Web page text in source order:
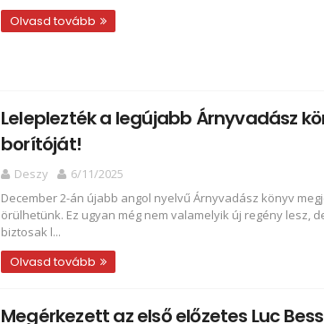
Olvasd tovább
Leleplezték a legújabb Árnyvadász
borítóját!
Deszy
6/11/2025
December 2-án újabb angol nyelvű Árnyvadász könyv
örülhetünk. Ez ugyan még nem valamelyik új regény lesz,
biztosak l...
Olvasd tovább
Megérkezett az első előzetes Luc